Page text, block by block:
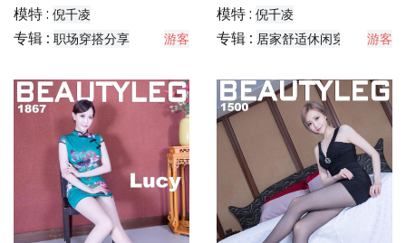
模特 : 倪千凌
专辑 : 职场穿搭分享 游客
模特 : 倪千凌
专辑 : 居家舒适休闲穿搭分享
游客